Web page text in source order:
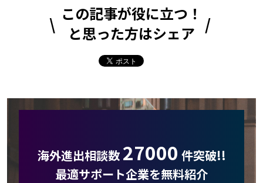
この記事が役に立つ！
と思った方はシェア
海外進出相談数 27000 件突破!!
最適サポート企業を無料紹介